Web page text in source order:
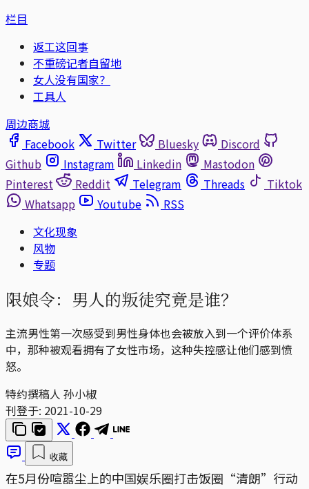
栏目
返工这回事
不重磅记者自留地
女人没有国家？
工具人
周边商城
Facebook
Twitter Bluesky
Discord
Github
Instagram Linkedin
Mastodon
Pinterest
Reddit Telegram Threads
Tiktok
Whatsapp
Youtube
RSS
文化现象
风物
专题
限娘令：男人的叛徒究竟是谁？
主流男性第一次感受到男性身体也会被放入到一个评价体系
中，那种被观看拥有了女性市场，这种失控感让他们感到愤
怒。
特约撰稿人 孙小椒
刊登于: 2021-10-29
收藏
在5月份喧嚣尘上的中国娱乐圈打击饭圈“清朗”行动